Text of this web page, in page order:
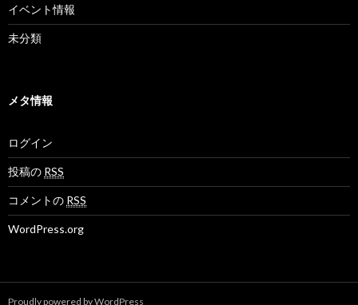
イベント情報
未分類
メタ情報
ログイン
投稿の RSS
コメントの RSS
WordPress.org
Proudly powered by WordPress